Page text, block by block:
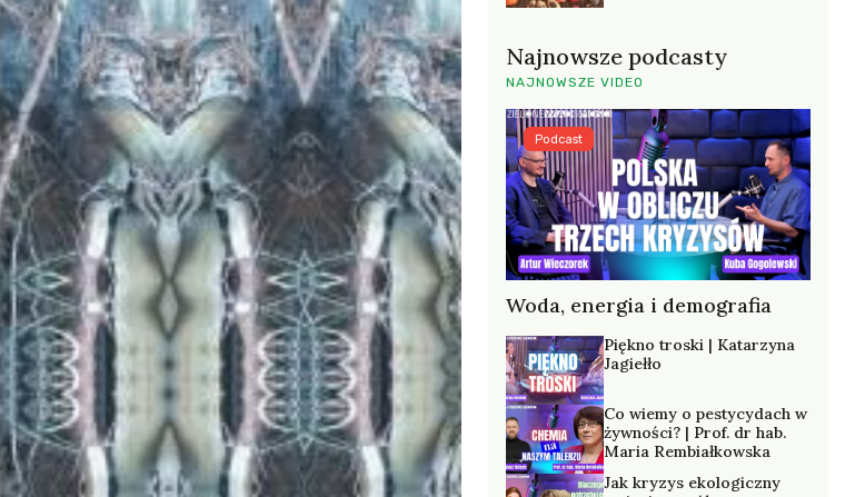
Najnowsze podcasty
NAJNOWSZE VIDEO
Woda, energia i demografia
Podcast
Piękno troski | Katarzyna
Jagiełło
Co wiemy o pestycydach w
żywności? | Prof. dr hab.
Maria Rembiałkowska
Jak kryzys ekologiczny